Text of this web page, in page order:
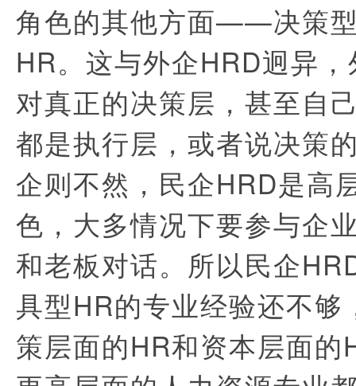
角色的其他方面——决策
HR。这与外企HRD迥异
对真正的决策层，甚至自
都是执行层，或者说决策
企则不然，民企HRD是高
色，大多情况下要参与企
和老板对话。所以民企
具型HR的专业经验还不够
策层面的HR和资本层面的